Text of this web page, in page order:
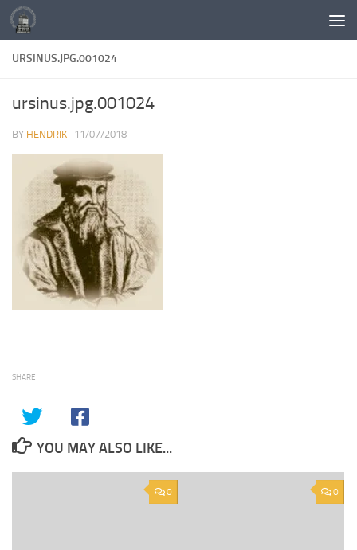
Skip to content
URSINUS.JPG.001024
ursinus.jpg.001024
BY HENDRIK · 11/07/2018
SHARE
YOU MAY ALSO LIKE...
0 0